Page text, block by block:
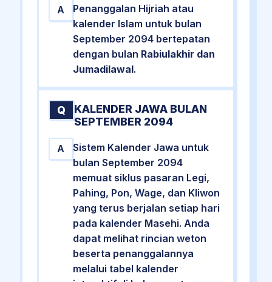
A
Penanggalan Hijriah atau
kalender Islam untuk bulan
September 2094 bertepatan
dengan bulan Rabiulakhir dan
Jumadilawal.
Q
KALENDER JAWA BULAN
SEPTEMBER 2094
A
Sistem Kalender Jawa untuk
bulan September 2094
memuat siklus pasaran Legi,
Pahing, Pon, Wage, dan Kliwon
yang terus berjalan setiap hari
pada kalender Masehi. Anda
dapat melihat rincian weton
beserta penanggalannya
melalui tabel kalender